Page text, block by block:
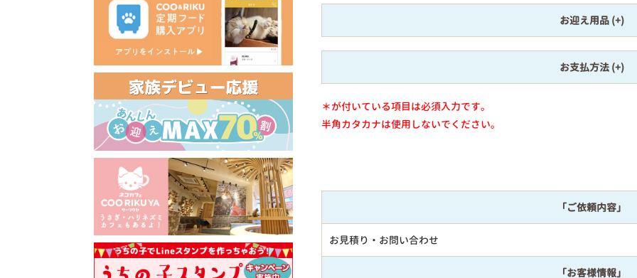
お迎え用品
お支払方法
＊が付いている項目は必須入力です。
半角カタカナは使用しないでください。
「ご依頼内容」
お見積り・お問い合わせ
「お客様情報」